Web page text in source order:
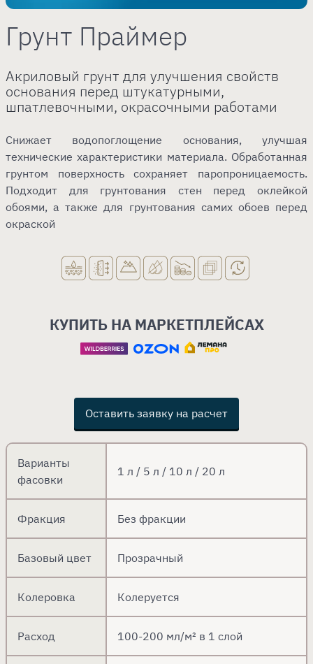
Грунт Праймер
Акриловый грунт для улучшения свойств
основания перед штукатурными,
шпатлевочными, окрасочными работами
Снижает водопоглощение основания, улучшая
технические характеристики материала. Обработанная
грунтом поверхность сохраняет паропроницаемость.
Подходит для грунтования стен перед оклейкой
обоями, а также для грунтования самих обоев перед
окраской
КУПИТЬ НА МАРКЕТПЛЕЙСАХ
Оставить заявку на расчет
Варианты
фасовки
1 л / 5 л / 10 л / 20 л
Фракция Без фракции
Базовый цвет Прозрачный
Колеровка Колеруется
Расход 100-200 мл/м² в 1 слой